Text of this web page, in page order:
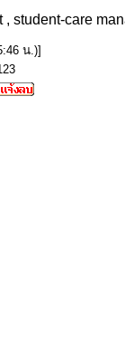
, student-care
น.)]